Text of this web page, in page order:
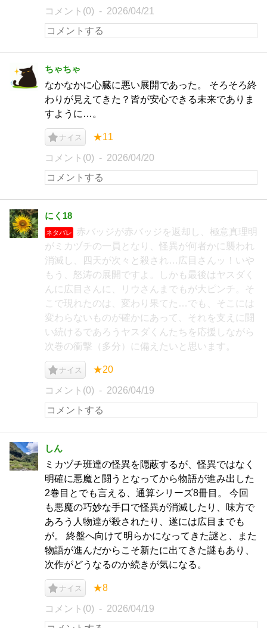
コメント(0) 2026/04/21
ちゃちゃ
なかなかに心臓に悪い展開であった。 そろそろ終
わりが見えてきた？皆が安心できる未来でありま
すように…。
ナイス ★11
コメント(0) 2026/04/20
にく18
ネタバレ
赤バッジが赤バッジを返却し、極意真理明
がミカヅチの一員となり、怪異が何者かに襲われ
消滅し、四天が次々と殺され…広目さんッ！いや
もう、怒涛の展開ですよ。しかも最後はヤスダく
んに広目さんに、リウさんまでもが大ピンチ。そ
こで現れたのは、変わり果てた…でも、そこには
変わらないものが確かにあって、それを支えに闘
い続けるであろうヤスダくんたちを応援しながら
次巻の衝撃（多分）に備えたいと思います。
ナイス ★20
コメント(0) 2026/04/19
しん
ミカヅチ班達の怪異を隠蔽するが、怪異ではなく
明確に悪魔と闘うとなってから物語が進み出した
2巻目とでも言える、通算シリーズ8冊目。 今回
も悪魔の巧妙な手口で怪異が消滅したり、味方で
あろう人物達が殺されたり、遂には広目までも
が。 終盤へ向けて明らかになってきた謎と、また
物語が進んだからこそ新たに出てきた謎もあり、
次作がどうなるのか続きが気になる。
ナイス ★8
コメント(0) 2026/04/19